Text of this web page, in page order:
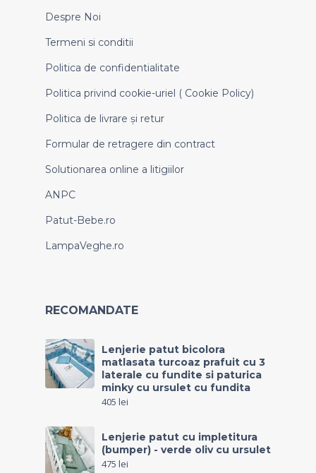
Despre Noi
Termeni si conditii
Politica de confidentialitate
Politica privind cookie-uriel ( Cookie Policy)
Politica de livrare și retur
Formular de retragere din contract
Solutionarea online a litigiilor
ANPC
Patut-Bebe.ro
LampaVeghe.ro
RECOMANDATE
Lenjerie patut bicolora
matlasata turcoaz prafuit cu 3
laterale cu fundite si paturica
minky cu ursulet cu fundita
405 lei
Lenjerie patut cu impletitura
(bumper) - verde oliv cu ursulet
475 lei